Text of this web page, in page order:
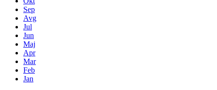
Sep
Avg
Jul
Jun
Maj
Apr
Mar
Feb
Jan